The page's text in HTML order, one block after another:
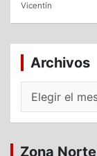
Vicentín
Archivos
Archivos
Zona Norte